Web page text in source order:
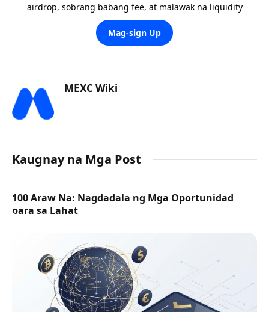
airdrop, sobrang babang fee, at malawak na liquidity
Mag-sign Up
MEXC Wiki
Kaugnay na Mga Post
100 Araw Na: Nagdadala ng Mga Oportunidad
para sa Lahat